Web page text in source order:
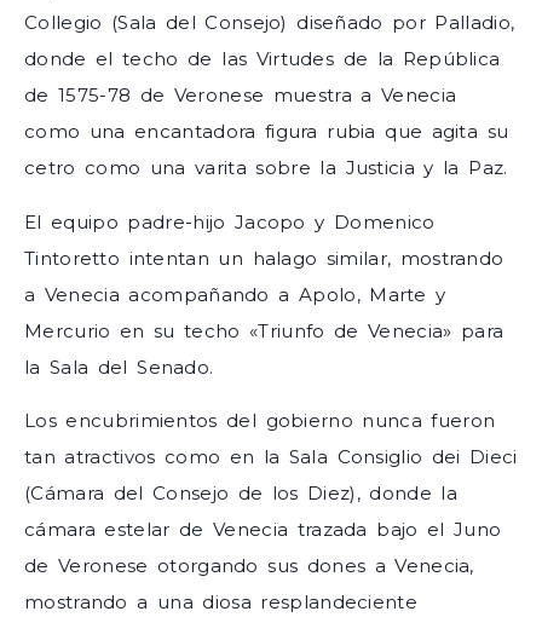
Collegio (Sala del Consejo) diseñado por Palladio,
donde el techo de las Virtudes de la República
de 1575-78 de Veronese muestra a Venecia
como una encantadora figura rubia que agita su
cetro como una varita sobre la Justicia y la Paz.
El equipo padre-hijo Jacopo y Domenico
Tintoretto intentan un halago similar, mostrando
a Venecia acompañando a Apolo, Marte y
Mercurio en su techo «Triunfo de Venecia» para
la Sala del Senado.
Los encubrimientos del gobierno nunca fueron
tan atractivos como en la Sala Consiglio dei Dieci
(Cámara del Consejo de los Diez), donde la
cámara estelar de Venecia trazada bajo el Juno
de Veronese otorgando sus dones a Venecia,
mostrando a una diosa resplandeciente